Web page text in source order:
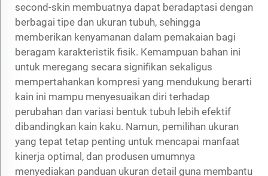
second-skin membuatnya dapat beradaptasi dengan
berbagai tipe dan ukuran tubuh, sehingga
memberikan kenyamanan dalam pemakaian bagi
beragam karakteristik fisik. Kemampuan bahan ini
untuk meregang secara signifikan sekaligus
mempertahankan kompresi yang mendukung berarti
kain ini mampu menyesuaikan diri terhadap
perubahan dan variasi bentuk tubuh lebih efektif
dibandingkan kain kaku. Namun, pemilihan ukuran
yang tepat tetap penting untuk mencapai manfaat
kinerja optimal, dan produsen umumnya
menyediakan panduan ukuran detail guna membantu